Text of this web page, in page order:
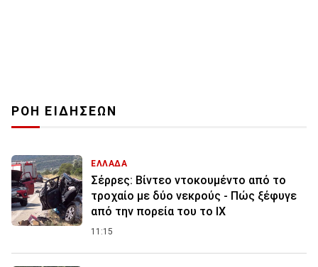
ΡΟΗ ΕΙΔΗΣΕΩΝ
ΕΛΛΑΔΑ
Σέρρες: Βίντεο ντοκουμέντο από το
τροχαίο με δύο νεκρούς - Πώς ξέφυγε
από την πορεία του το ΙΧ
11:15